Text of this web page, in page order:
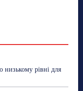
Спорт
Фоторепортаж
низькому рівні для